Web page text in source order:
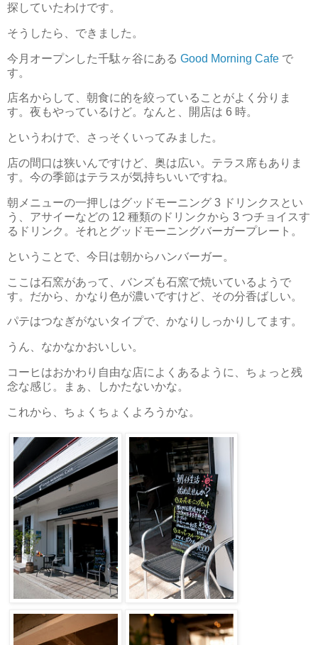
探していたわけです。
そうしたら、できました。
今月オープンした千駄ヶ谷にある Good Morning Cafe で
す。
店名からして、朝食に的を絞っていることがよく分りま
す。夜もやっているけど。なんと、開店は 6 時。
というわけで、さっそくいってみました。
店の間口は狭いんですけど、奥は広い。テラス席もありま
す。今の季節はテラスが気持ちいいですね。
朝メニューの一押しはグッドモーニング 3 ドリンクスとい
う、アサイーなどの 12 種類のドリンクから 3 つチョイスす
るドリンク。それとグッドモーニングバーガープレート。
ということで、今日は朝からハンバーガー。
ここは石窯があって、バンズも石窯で焼いているようで
す。だから、かなり色が濃いですけど、その分香ばしい。
パテはつなぎがないタイプで、かなりしっかりしてます。
うん、なかなかおいしい。
コーヒはおかわり自由な店によくあるように、ちょっと残
念な感じ。まぁ、しかたないかな。
これから、ちょくちょくよろうかな。